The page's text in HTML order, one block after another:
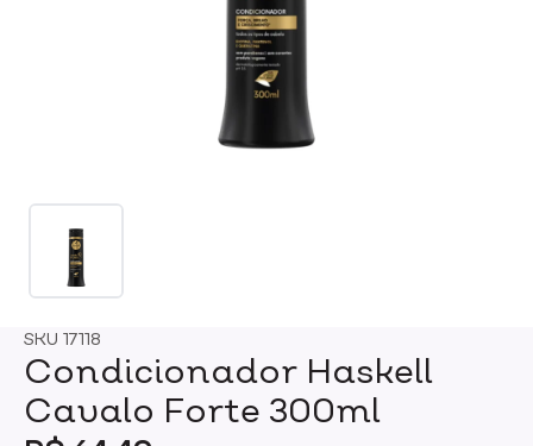
SKU 17118
Condicionador Haskell
Cavalo Forte 300ml